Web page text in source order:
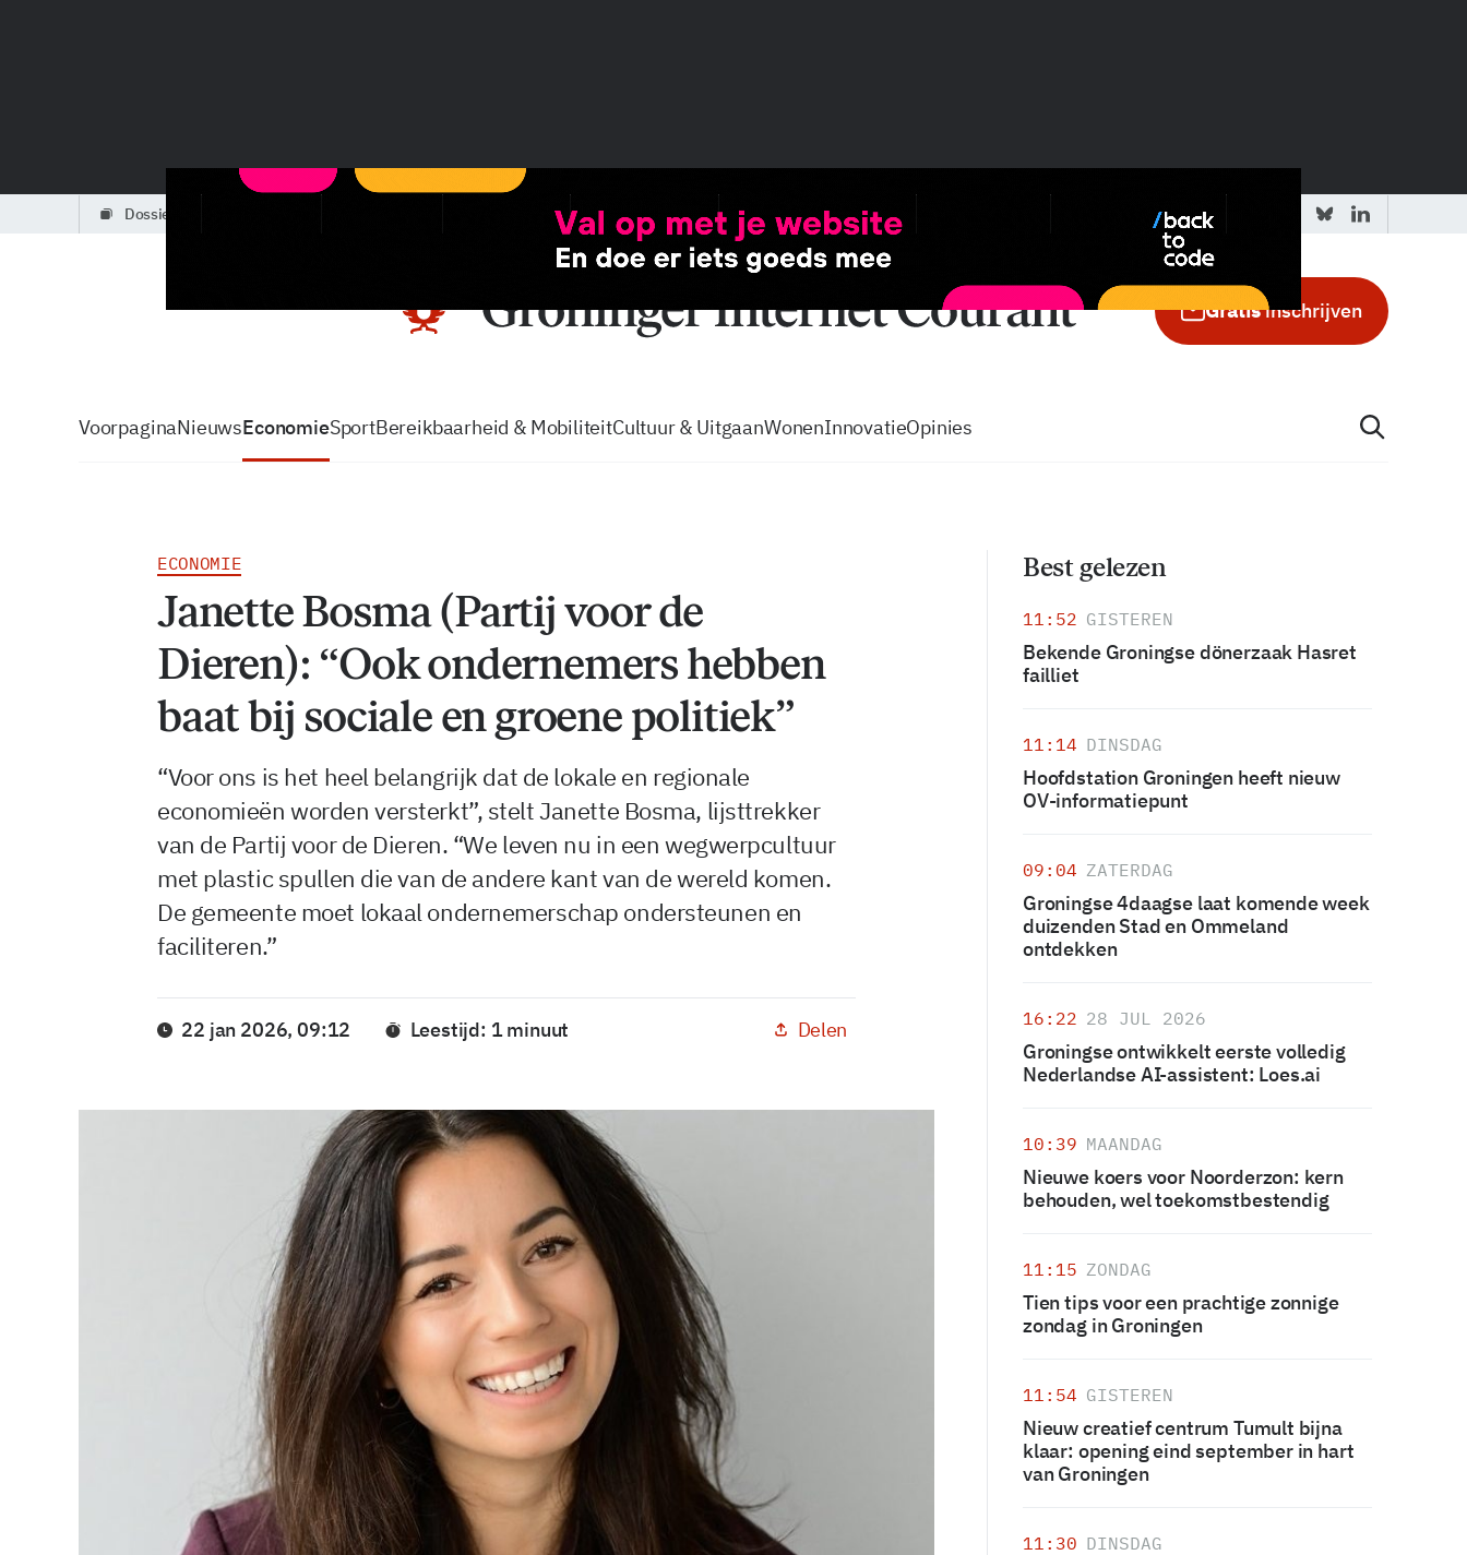
dossiers zo volg je de GIC Adverteren in de GIC
Gratisinschrijven
VoorpaginaNieuwsEconomieSportBereikbaarheid & MobiliteitCultuur & UitgaanWonenInnovatieOpinies
ECONOMIE
Janette Bosma (Partij voor de
Dieren): “Ook ondernemers hebben
baat bij sociale en groene politiek”
“Voor ons is het heel belangrijk dat de lokale en regionale
economieën worden versterkt”, stelt Janette Bosma, lijsttrekker
van de Partij voor de Dieren. “We leven nu in een wegwerpcultuur
met plastic spullen die van de andere kant van de wereld komen.
De gemeente moet lokaal ondernemerschap ondersteunen en
faciliteren.”
22 jan 2026, 09:12 Leestijd: 1 minuut Delen
Best gelezen
11:52 GISTEREN
Bekende Groningse dönerzaak Hasret
failliet
11:14 DINSDAG
Hoofdstation Groningen heeft nieuw
OV-informatiepunt
09:04 ZATERDAG
Groningse 4daagse laat komende week
duizenden Stad en Ommeland
ontdekken
16:22 28 JUL 2026
Groningse ontwikkelt eerste volledig
Nederlandse AI-assistent: Loes.ai
10:39 MAANDAG
Nieuwe koers voor Noorderzon: kern
behouden, wel toekomstbestendig
11:15 ZONDAG
Tien tips voor een prachtige zonnige
zondag in Groningen
11:54 GISTEREN
Nieuw creatief centrum Tumult bijna
klaar: opening eind september in hart
van Groningen
11:30 DINSDAG